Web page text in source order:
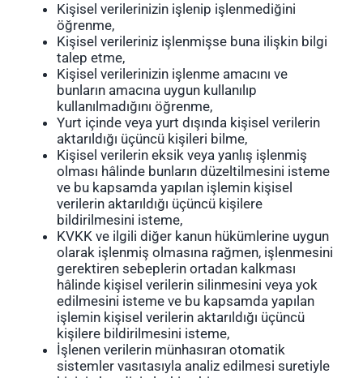
Kişisel verilerinizin işlenip işlenmediğini
öğrenme,
Kişisel verileriniz işlenmişse buna ilişkin bilgi
talep etme,
Kişisel verilerinizin işlenme amacını ve
bunların amacına uygun kullanılıp
kullanılmadığını öğrenme,
Yurt içinde veya yurt dışında kişisel verilerin
aktarıldığı üçüncü kişileri bilme,
Kişisel verilerin eksik veya yanlış işlenmiş
olması hâlinde bunların düzeltilmesini isteme
ve bu kapsamda yapılan işlemin kişisel
verilerin aktarıldığı üçüncü kişilere
bildirilmesini isteme,
KVKK ve ilgili diğer kanun hükümlerine uygun
olarak işlenmiş olmasına rağmen, işlenmesini
gerektiren sebeplerin ortadan kalkması
hâlinde kişisel verilerin silinmesini veya yok
edilmesini isteme ve bu kapsamda yapılan
işlemin kişisel verilerin aktarıldığı üçüncü
kişilere bildirilmesini isteme,
İşlenen verilerin münhasıran otomatik
sistemler vasıtasıyla analiz edilmesi suretiyle